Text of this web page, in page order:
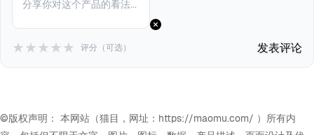
★★★★★ 评分（可选） 发表评论
©版权声明： 本网站（猫目，网址：https://maomu.com/ ）所有内